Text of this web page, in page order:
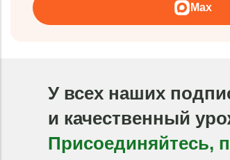
Max
У всех наших
и качественный
Присоединяйтесь,